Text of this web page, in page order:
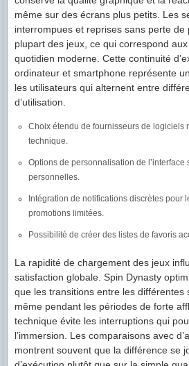
même sur des écrans plus petits. Les
interrompues et reprises sans perte de
plupart des jeux, ce qui correspond
quotidien moderne. Cette continuité
ordinateur et smartphone représente
les utilisateurs qui alternent entre
d’utilisation.
Choix étendu de fournisseurs de logiciels
technique.
Options de personnalisation de l’interface
personnelles.
Intégration de notifications discrètes pour
promotions limitées.
Possibilité de créer des listes de favoris
La rapidité de chargement des jeux
satisfaction globale. Spin Dynasty
que les transitions entre les différentes
même pendant les périodes de forte
technique évite les interruptions qui
l’immersion. Les comparaisons avec
montrent souvent que la différence se